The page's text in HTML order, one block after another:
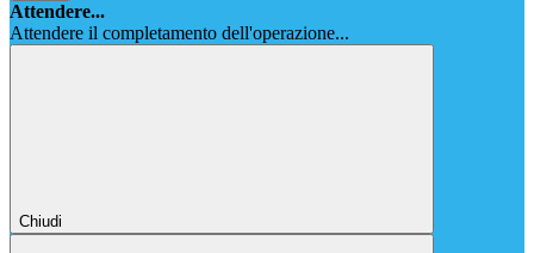
Attendere...
Attendere il completamento dell'operazione...
Chiudi